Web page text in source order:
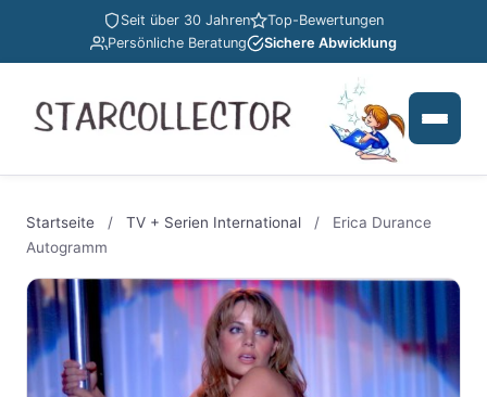
Seit über 30 Jahren
Top-Bewertungen
Persönliche Beratung
Sichere Abwicklung
Startseite / TV + Serien International /
Erica Durance
Autogramm